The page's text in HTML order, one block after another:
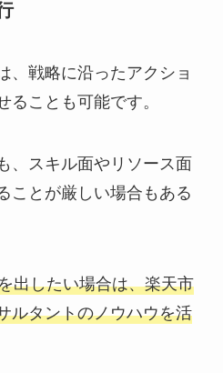
、戦略に沿ったアクショ
ることも可能です。
、スキル面やリソース面
ことが厳しい場合もある
出したい場合は、楽天市
ルタントのノウハウを活